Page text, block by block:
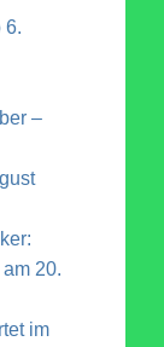
6.
–
20.
im